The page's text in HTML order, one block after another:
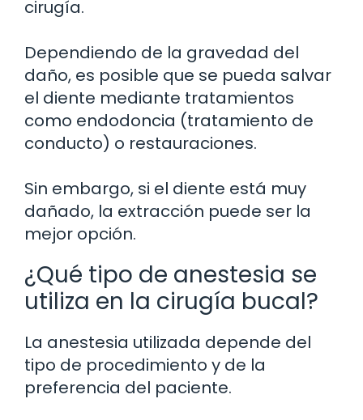
cirugía.
Dependiendo de la gravedad del
daño, es posible que se pueda salvar
el diente mediante tratamientos
como endodoncia (tratamiento de
conducto) o restauraciones.
Sin embargo, si el diente está muy
dañado, la extracción puede ser la
mejor opción.
¿Qué tipo de anestesia se
utiliza en la cirugía bucal?
La anestesia utilizada depende del
tipo de procedimiento y de la
preferencia del paciente.